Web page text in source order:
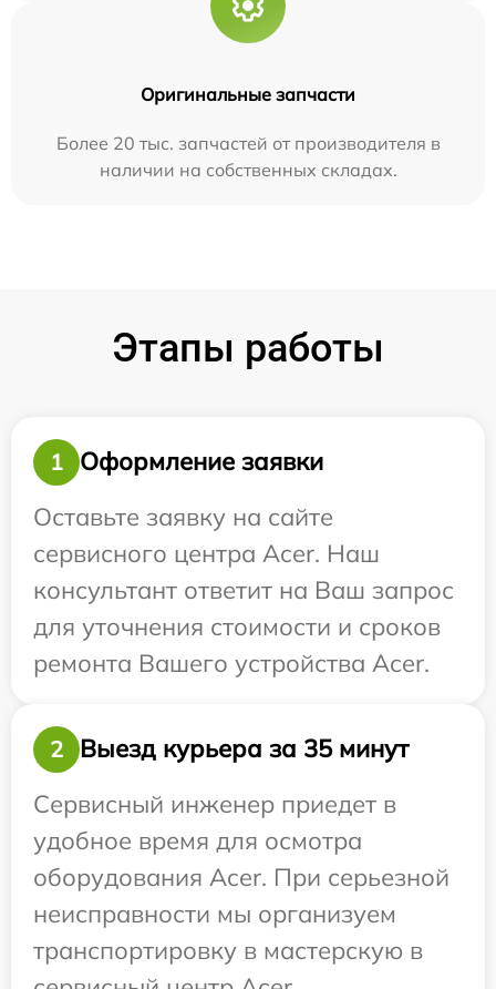
Оригинальные запчасти
Более 20 тыс. запчастей от производителя в
наличии на собственных складах.
Этапы работы
1
Оформление заявки
Оставьте заявку на сайте
сервисного центра Acer. Наш
консультант ответит на Ваш запрос
для уточнения стоимости и сроков
ремонта Вашего устройства Acer.
2
Выезд курьера за 35 минут
Сервисный инженер приедет в
удобное время для осмотра
оборудования Acer. При серьезной
неисправности мы организуем
транспортировку в мастерскую в